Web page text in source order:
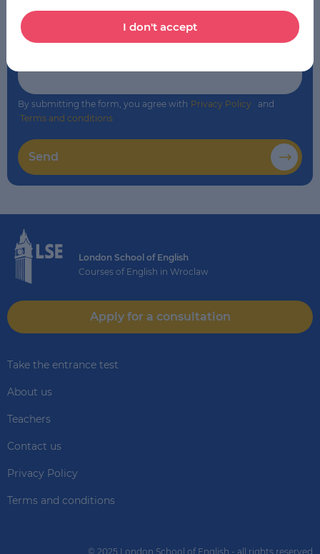
By submitting the form, you agree with Privacy Policy and
Terms and conditions
Send
London School of English
Courses of English in Wroclaw
Apply for a consultation
Take the entrance test
About us
Teachers
Contact us
Privacy Policy
Terms and conditions
© 2025 London School of English - all rights reserved
I don't accept